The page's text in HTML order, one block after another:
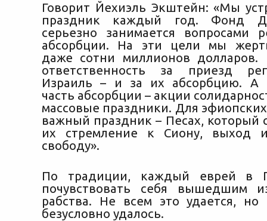
Говорит Йехиэль Экштейн: «Мы
праздник каждый год. Фонд
серьезно занимается вопросами
абсорбции. На эти цели мы
даже сотни миллионов долларов.
ответственность за приезд
Израиль – и за их абсорбцию. А
часть абсорбции – акции
массовые праздники. Для
важный праздник – Песах, который
их стремление к Сиону, выход
свободу».
По традиции, каждый еврей в
почувствовать себя вышедшим
рабства. Не всем это удается, но
безусловно удалось.